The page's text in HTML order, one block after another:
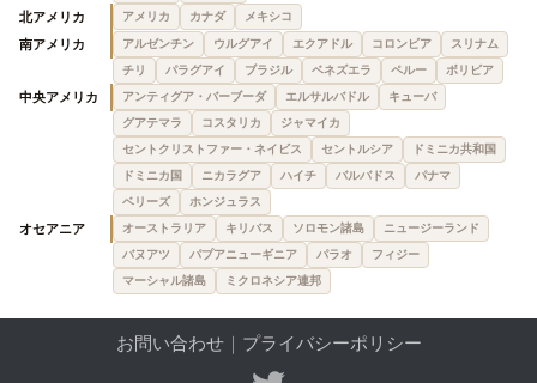
北アメリカ アメリカ カナダ メキシコ
南アメリカ アルゼンチン ウルグアイ エクアドル コロンビア
スリナム
チリ
パラグアイ ブラジル ベネズエラ ペルー ボリビア
中央アメリカ アンティグア・バーブーダ エルサルバドル
キューバ
グアテマラ
コスタリカ
ジャマイカ
セントクリストファー・ネイビス
セントルシア
ドミニカ共和国
ドミニカ国
ニカラグア ハイチ バルバドス
パナマ
ベリーズ
ホンジュラス
オセアニア オーストラリア キリバス ソロモン諸島
ニュージーランド
バヌアツ
パプアニューギニア パラオ
フィジー
マーシャル諸島
ミクロネシア連邦
お問い合わせ｜ プライバシーポリシー